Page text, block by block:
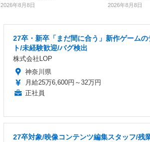
2026年8月8日 2026年8月8日
27卒・新卒「まだ間に合う」新作ゲーム
ト/未経験歓迎/バグ検出
株式会社LOP
神奈川県
月給25万6,600円～32万円
正社員
27卒対象/映像コンテンツ編集スタッフ/残